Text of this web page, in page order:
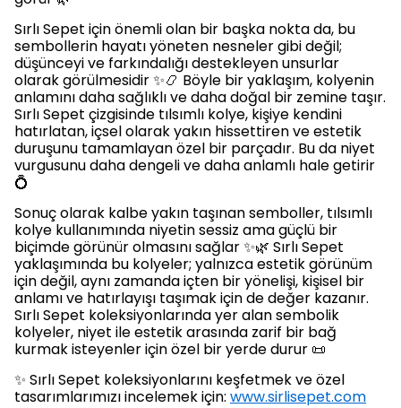
Sırlı Sepet için önemli olan bir başka nokta da, bu
sembollerin hayatı yöneten nesneler gibi değil;
düşünceyi ve farkındalığı destekleyen unsurlar
olarak görülmesidir ✨📿 Böyle bir yaklaşım, kolyenin
anlamını daha sağlıklı ve daha doğal bir zemine taşır.
Sırlı Sepet çizgisinde tılsımlı kolye, kişiye kendini
hatırlatan, içsel olarak yakın hissettiren ve estetik
duruşunu tamamlayan özel bir parçadır. Bu da niyet
vurgusunu daha dengeli ve daha anlamlı hale getirir
💍
Sonuç olarak kalbe yakın taşınan semboller, tılsımlı
kolye kullanımında niyetin sessiz ama güçlü bir
biçimde görünür olmasını sağlar ✨🌿 Sırlı Sepet
yaklaşımında bu kolyeler; yalnızca estetik görünüm
için değil, aynı zamanda içten bir yönelişi, kişisel bir
anlamı ve hatırlayışı taşımak için de değer kazanır.
Sırlı Sepet koleksiyonlarında yer alan sembolik
kolyeler, niyet ile estetik arasında zarif bir bağ
kurmak isteyenler için özel bir yerde durur 📜
✨ Sırlı Sepet koleksiyonlarını keşfetmek ve özel
tasarımlarımızı incelemek için: www.sirlisepet.com